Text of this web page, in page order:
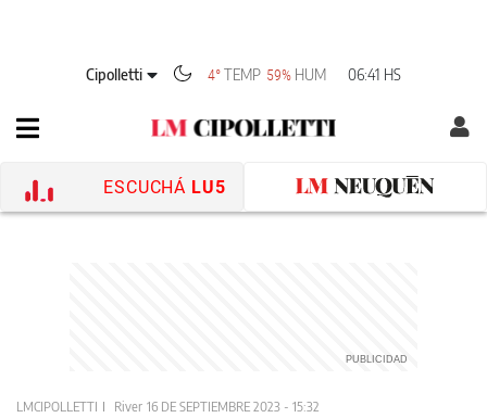
Cipolletti 4° TEMP 59% HUM 06:41 HS
ESCUCHÁ LU5
LMCIPOLLETTI River 16 DE SEPTIEMBRE 2023 - 15:32